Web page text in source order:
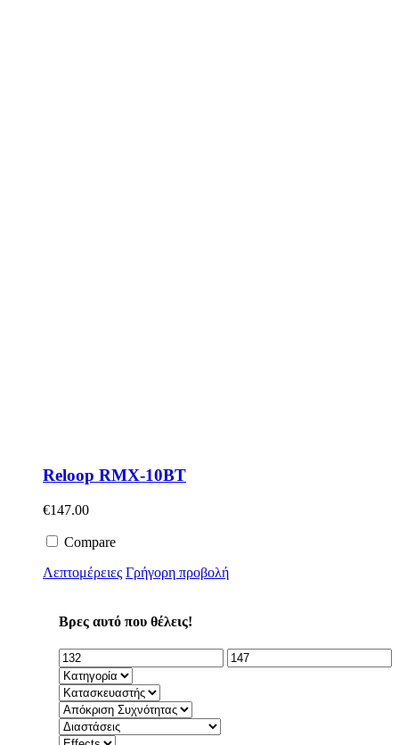
Reloop RMX-10BT
€147.00
Compare
Λεπτομέρειες Γρήγορη προβολή
Βρες αυτό που θέλεις!